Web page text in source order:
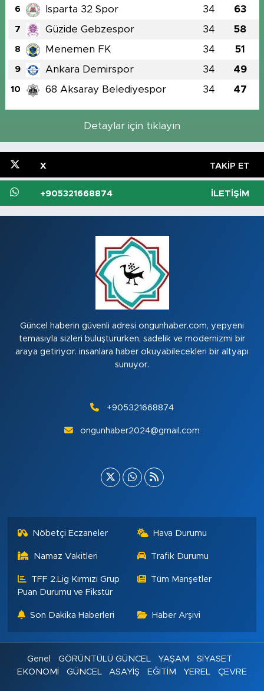
6 Isparta 32 Spor 34 63
7 Güzide Gebzespor 34 58
8 Menemen FK 34 51
9 Ankara Demirspor 34 49
10 68 Aksaray Belediyespor 34 47
Detaylar için tıklayın
X TAKIP ET
+905321668874 İLETIŞIM
Güncel haberin güvenli adresi ongunhaber.com, yepyeni
temasıyla sizleri buluştururken, sadelik ve modernizmi bir
araya getiriyor. insanlara haber okuyabilecekleri bir altyapı
sunuyor.
+905321668874
ongunhaber2024@gmail.com
Nöbetçi Eczaneler Hava Durumu
Namaz Vakitleri Trafik Durumu
TFF 2.Lig Kırmızı Grup
Puan Durumu ve Fikstür
Tüm Manşetler
Son Dakika Haberleri Haber Arşivi
Genel GÖRÜNTÜLÜ GÜNCEL YAŞAM
SİYASET
EKONOMİ
GÜNCEL ASAYİŞ EĞİTİM YEREL ÇEVRE